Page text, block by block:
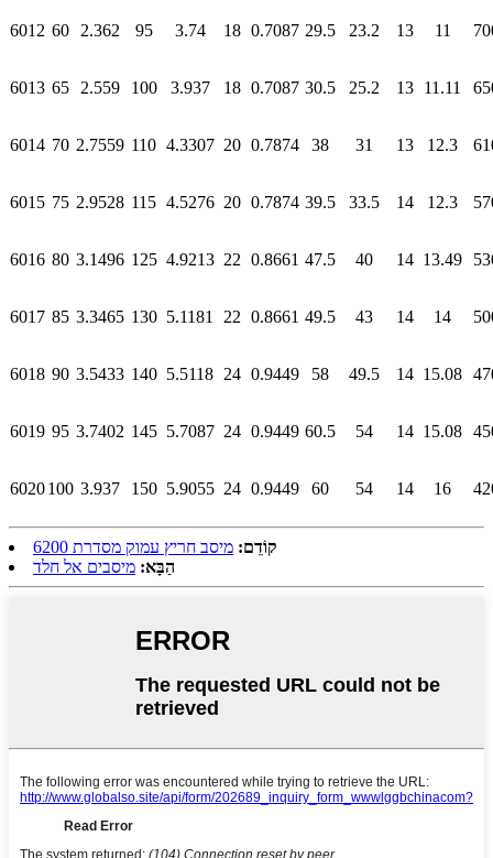
6012 60 2.362 95 3.74 18 0.7087 29.5 23.2 13 11
6013 65 2.559 100 3.937 18 0.7087 30.5 25.2 13 11.11
6014 70 2.7559 110 4.3307 20 0.7874 38 31 13 12.3
6015 75 2.9528 115 4.5276 20 0.7874 39.5 33.5 14 12.3
6016 80 3.1496 125 4.9213 22 0.8661 47.5 40 14 13.49
6017 85 3.3465 130 5.1181 22 0.8661 49.5 43 14 14
6018 90 3.5433 140 5.5118 24 0.9449 58 49.5 14 15.08
6019 95 3.7402 145 5.7087 24 0.9449 60.5 54 14 15.08
6020100 3.937 150 5.9055 24 0.9449 60 54 14 16
קוֹדֵם: מיסב חריץ עמוק מסדרת 6200
הַבָּא: מיסבים אל חלד